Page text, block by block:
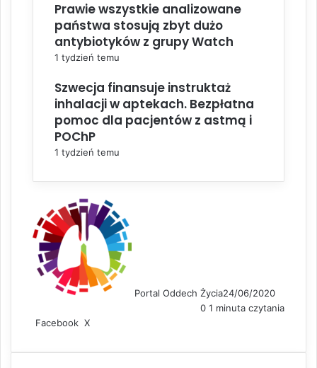
Prawie wszystkie analizowane
państwa stosują zbyt dużo
antybiotyków z grupy Watch
1 tydzień temu
Szwecja finansuje instruktaż
inhalacji w aptekach. Bezpłatna
pomoc dla pacjentów z astmą i
POChP
1 tydzień temu
Portal Oddech Życia24/06/2020
0 1 minuta czytania
Facebook X
na
u